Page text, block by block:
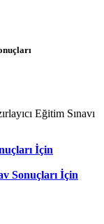
Eğitim Sınavı
İçin
Sonuçları İçin